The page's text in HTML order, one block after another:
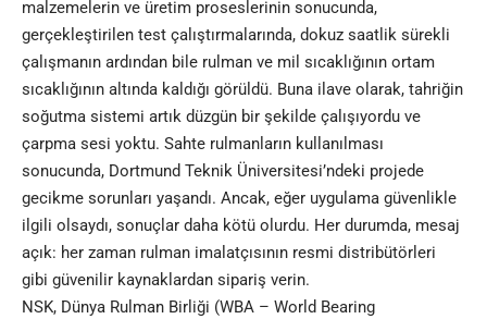
malzemelerin ve üretim proseslerinin sonucunda,
gerçekleştirilen test çalıştırmalarında, dokuz saatlik sürekli
çalışmanın ardından bile rulman ve mil sıcaklığının ortam
sıcaklığının altında kaldığı görüldü. Buna ilave olarak, tahriğin
soğutma sistemi artık düzgün bir şekilde çalışıyordu ve
çarpma sesi yoktu. Sahte rulmanların kullanılması
sonucunda, Dortmund Teknik Üniversitesi’ndeki projede
gecikme sorunları yaşandı. Ancak, eğer uygulama güvenlikle
ilgili olsaydı, sonuçlar daha kötü olurdu. Her durumda, mesaj
açık: her zaman rulman imalatçısının resmi distribütörleri
gibi güvenilir kaynaklardan sipariş verin.
NSK, Dünya Rulman Birliği (WBA – World Bearing